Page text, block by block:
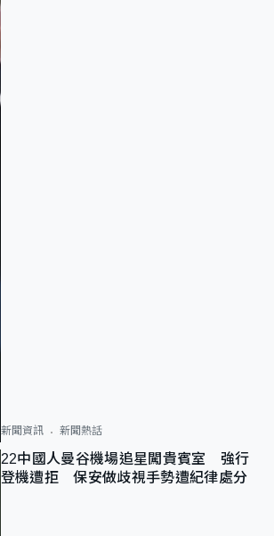
新聞資訊 新聞熱話
22中國人曼谷機場追星闖貴賓室 強行
登機遭拒 保安做歧視手勢遭紀律處分